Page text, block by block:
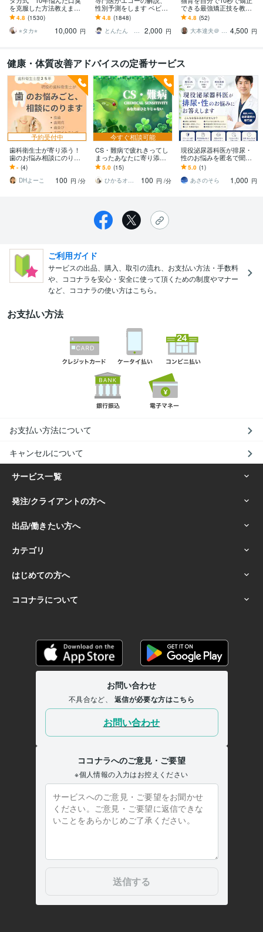
を克服した方法教えます
本田式口臭外来でもダメ
だった口臭を克服した方
法
4.8 (1530)
⭐︎タカ⭐︎
10,000 円
性別予測をします ベビー
ナブ対応！11週以降のエ
コーであれば判定しま
す。
4.8 (1848)
とんたん 周産期専門医 超音波専門医
2,000 円
できる最強矯正技を教え
ます 体の軸の第一人者
が、発見した10秒ででき
る猫背姿勢矯正法
4.8 (52)
大本達夫＠ 姿動軸 体の軸を作る第一人者 4,500 円
健康・体質改善アドバイスの定番サービス
予約受付中
歯科衛生士が寄り添う！
歯のお悩み相談にのりま
す 歯医者で聞けない疑問
もOK！歯科衛生士が専門
知識でサポート
- (4)
DHよーこ
100 円 /分
今すぐ相談可能
CS・難病で疲れきってし
まったあなたに寄り添い
ます ◯私があなたをひと
りにさせない《化学物質
過敏症》予防・相談◎
5.0 (15)
ひかるオアシスルーム＊LTreading
100 円 /分
現役泌尿器科医が排尿・
性のお悩みを匿名で聞き
ます 「病院では聞きづら
い」を、安心して話せる
場所へ。
5.0 (1)
あさのそら
1,000 円
ご利用ガイド
サービスの出品、購入、取引の流れ、お支払い方法・手数料
や、ココナラを安心・安全に使って頂くための制度やマナー
など、ココナラの使い方はこちら。
お支払い方法
お支払い方法について
キャンセルについて